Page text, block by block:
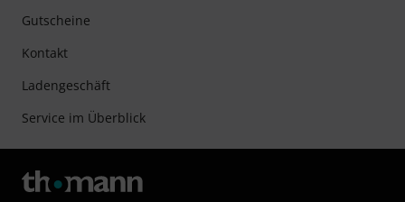
Gutscheine
Kontakt
Ladengeschäft
Service im Überblick